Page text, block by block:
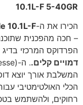
10.1L-F 5-40GR
הכירו את ה-10.1L-F
הפרדוקס המרכזי
דמויים קלים.
הכלי האולטימטיבי